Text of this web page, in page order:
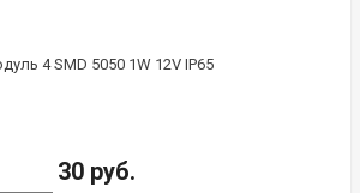
4 SMD 5050 1W 12V IP65
30 руб.